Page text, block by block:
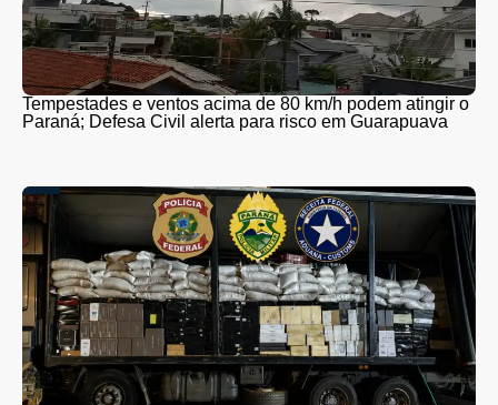
Tempestades e ventos acima de 80 km/h podem atingir o
Paraná; Defesa Civil alerta para risco em Guarapuava